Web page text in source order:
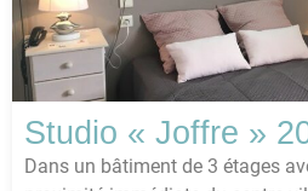
Studio « Joffre »
Dans un bâtiment de 3 étages